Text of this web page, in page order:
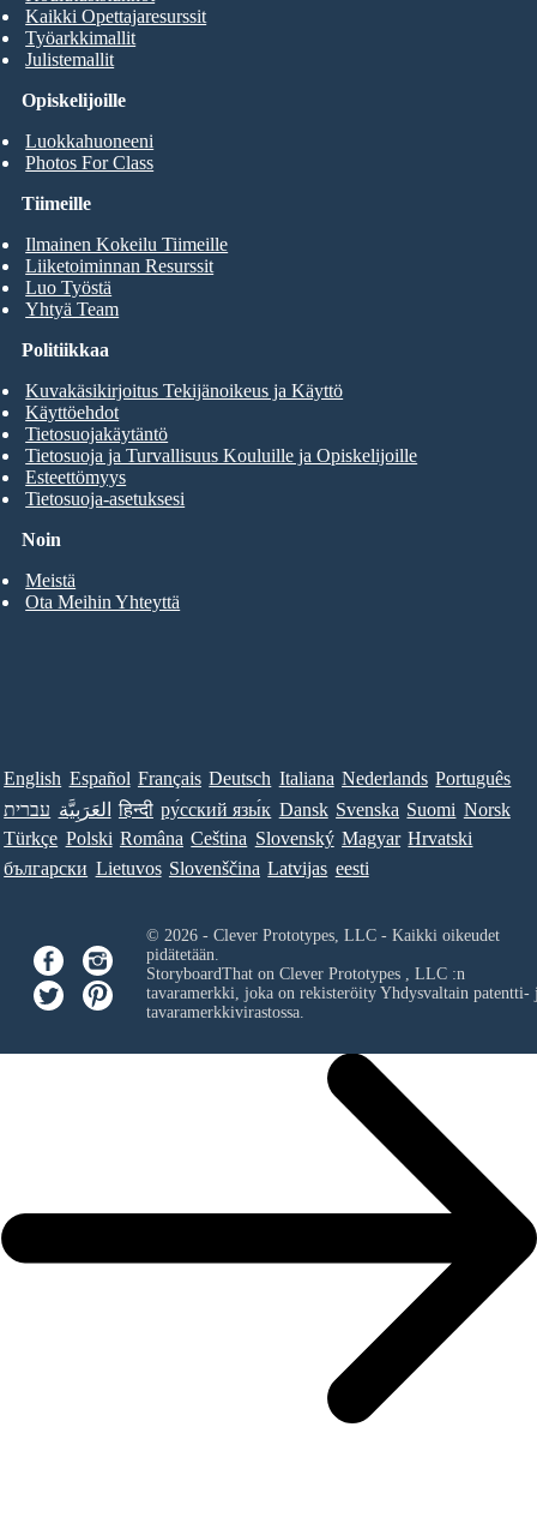
Opiskelijoille
Luokkahuoneeni
Photos For Class
Kaikki Opettajaresurssit
Työarkkimallit
Julistemallit
Tiimeille
Ilmainen Kokeilu Tiimeille
Liiketoiminnan Resurssit
Luo Työstä
Yhtyä Team
Noin
Meistä
Ota Meihin Yhteyttä
Politiikkaa
Kuvakäsikirjoitus Tekijänoikeus ja Käyttö
Käyttöehdot
Tietosuojakäytäntö
Tietosuoja ja Turvallisuus Kouluille ja Opiskelijoille
Esteettömyys
Tietosuoja-asetuksesi
English Español Français Deutsch Italiana Nederlands Português
עברית العَرَبِيَّة हिन्दी ру́сский язы́к Dansk Svenska Suomi Norsk
Türkçe Polski Româna Ceština Slovenský Magyar Hrvatski
български Lietuvos Slovenščina Latvijas eesti
© 2026 - Clever Prototypes, LLC - Kaikki oikeudet
pidätetään.
StoryboardThat on Clever Prototypes , LLC:n
tavaramerkki, joka on rekisteröity Yhdysvaltain patentti-
tavaramerkkivirastossa.